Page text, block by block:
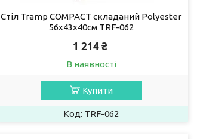
Стіл Tramp COMPACT складаний Polyester
56х43х40см TRF-062
1 214 ₴
В наявності
Купити
TRF-062